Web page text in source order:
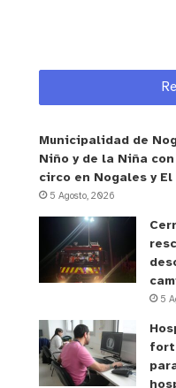
Municipalidad de
Niño y de la Niña
circo en Nogales y El
5 Agosto, 2026
5